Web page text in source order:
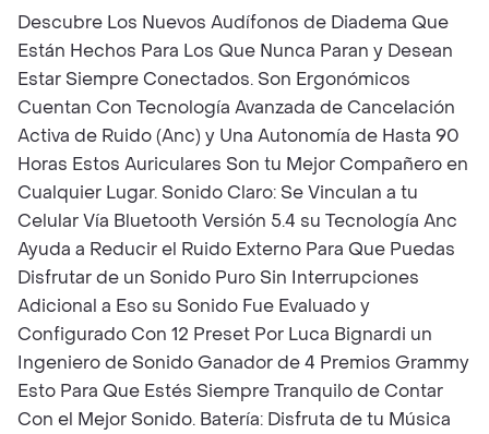
Descubre Los Nuevos Audífonos de Diadema Que
Están Hechos Para Los Que Nunca Paran y Desean
Estar Siempre Conectados. Son Ergonómicos
Cuentan Con Tecnología Avanzada de Cancelación
Activa de Ruido (Anc) y Una Autonomía de Hasta 90
Horas Estos Auriculares Son tu Mejor Compañero en
Cualquier Lugar. Sonido Claro: Se Vinculan a tu
Celular Vía Bluetooth Versión 5.4 su Tecnología Anc
Ayuda a Reducir el Ruido Externo Para Que Puedas
Disfrutar de un Sonido Puro Sin Interrupciones
Adicional a Eso su Sonido Fue Evaluado y
Configurado Con 12 Preset Por Luca Bignardi un
Ingeniero de Sonido Ganador de 4 Premios Grammy
Esto Para Que Estés Siempre Tranquilo de Contar
Con el Mejor Sonido. Batería: Disfruta de tu Música